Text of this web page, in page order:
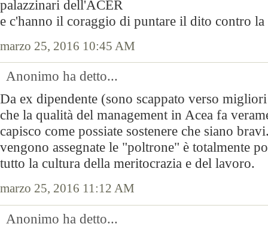
palazzinari dell'ACER
e c'hanno il coraggio di puntare il dito contro la
marzo 25, 2016 10:45 AM
Anonimo ha detto...
Da ex dipendente (sono scappato verso
che la qualità del management in Acea fa
capisco come possiate sostenere che siano
vengono assegnate le "poltrone" è totalmente
tutto la cultura della meritocrazia e del lavoro.
marzo 25, 2016 11:12 AM
Anonimo ha detto...